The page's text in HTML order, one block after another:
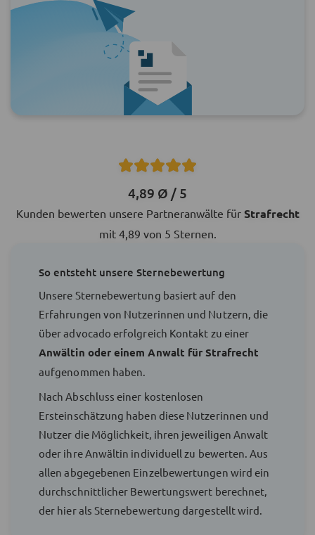
4,89 Ø / 5
Kunden bewerten unsere Partneranwälte für Strafrecht
mit 4,89 von 5 Sternen.
So entsteht unsere Sternebewertung
Unsere Sternebewertung basiert auf den
Erfahrungen von Nutzerinnen und Nutzern, die
über advocado erfolgreich Kontakt zu einer
Anwältin oder einem Anwalt für Strafrecht
aufgenommen haben.
Nach Abschluss einer kostenlosen
Ersteinschätzung haben diese Nutzerinnen und
Nutzer die Möglichkeit, ihren jeweiligen Anwalt
oder ihre Anwältin individuell zu bewerten. Aus
allen abgegebenen Einzelbewertungen wird ein
durchschnittlicher Bewertungswert berechnet,
der hier als Sternebewertung dargestellt wird.